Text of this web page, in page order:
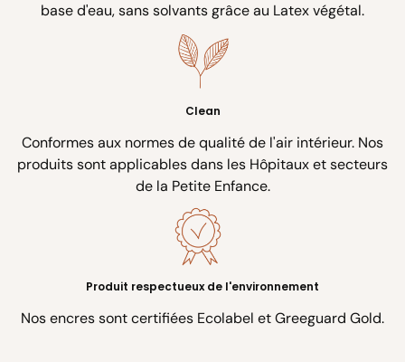
base d'eau, sans solvants grâce au Latex végétal.
Clean
Conformes aux normes de qualité de l'air intérieur. Nos
produits sont applicables dans les Hôpitaux et secteurs
de la Petite Enfance.
Produit respectueux de l'environnement
Nos encres sont certifiées Ecolabel et Greeguard Gold.